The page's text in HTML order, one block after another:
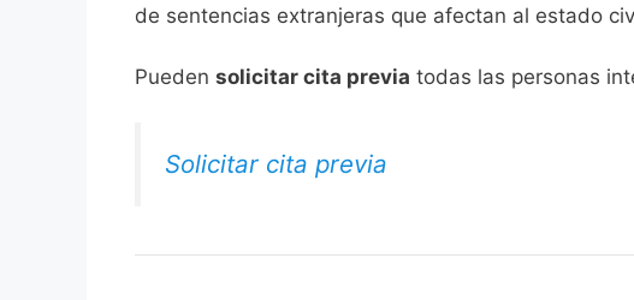
de sentencias extranjeras que afectan al estado
​Pueden solicitar cita previa todas las personas
Solicitar cita previa